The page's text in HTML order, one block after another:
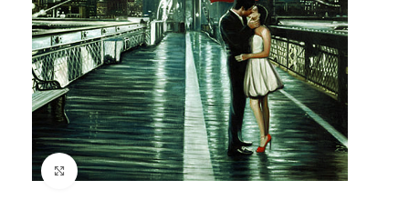
Click to enlarge